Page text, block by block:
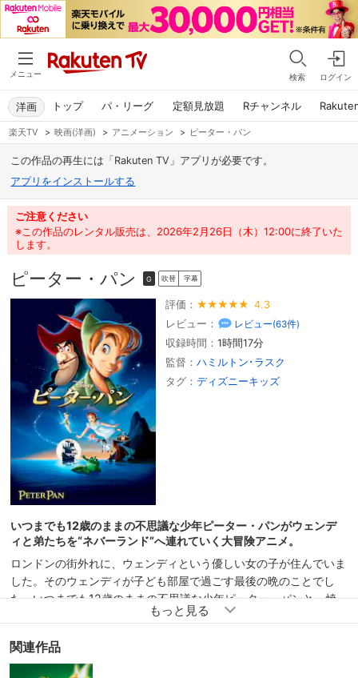
メニュー 検索 ログイン
トップ パ・リーグ 定額見放題 Rチャンネル
洋画
楽天TV > 映画(洋画) > アニメーション > ピーター・パン
この作品の再生には「Rakuten TV」アプリが必要です。
アプリをインストールする
ご注意ください
※この作品のレンタル販売は、2026年2月26日（木）12:00に終了いた
します。
ピーター・パン G 吹替 字幕
評価：
4.3
レビュー：
レビュー(63件)
収録時間：1時間17分
監督：ハミルトン･ラスク
タグ：ディズニーキッズ
いつまでも12歳のままの不思議な少年ピーター・パンがウェンデ
ィと弟たちを“ネバーランド”へ連れていく大冒険アニメ。
ロンドンの街外れに、ウェンディという優しい女の子が住んでいま
した。そのウェンディが子ども部屋で過ごす最後の晩のことでし
た。いつまでも12歳のままの不思議な少年ピーター・パンと、焼
きもちやきのティンカー・ベルがやって来たのです。そしてウェン
粉をちょっとふりかけて、右から二番目の星を目指してまっすぐに
飛んでいけば、そこは大人にならなくてもいい島“ネバーランド”！
関連作品